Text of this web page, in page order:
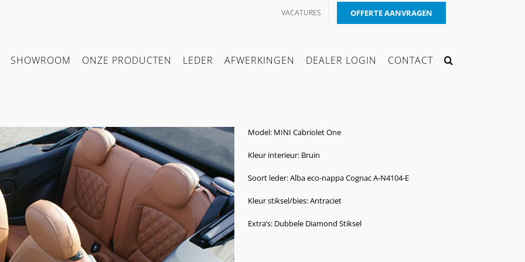
VACATURES OFFERTE AANVRAGEN
SHOWROOM ONZE PRODUCTEN LEDER AFWERKINGEN DEALER LOGIN CONTACT
Model: MINI Cabriolet One
Kleur interieur: Bruin
Soort leder: Alba eco-nappa Cognac A-N4104-E
Kleur stiksel/bies: Antraciet
Extra’s: Dubbele Diamond Stiksel